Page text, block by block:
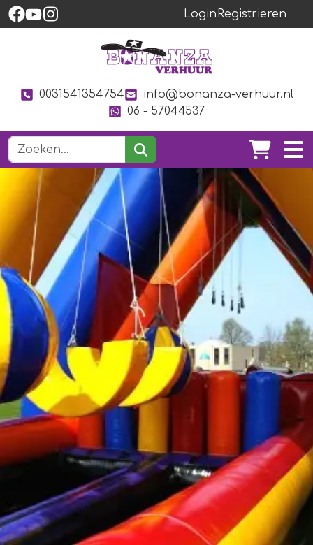
Login Registrieren
0031541354754
info@bonanza-verhuur.nl
06 - 57044537